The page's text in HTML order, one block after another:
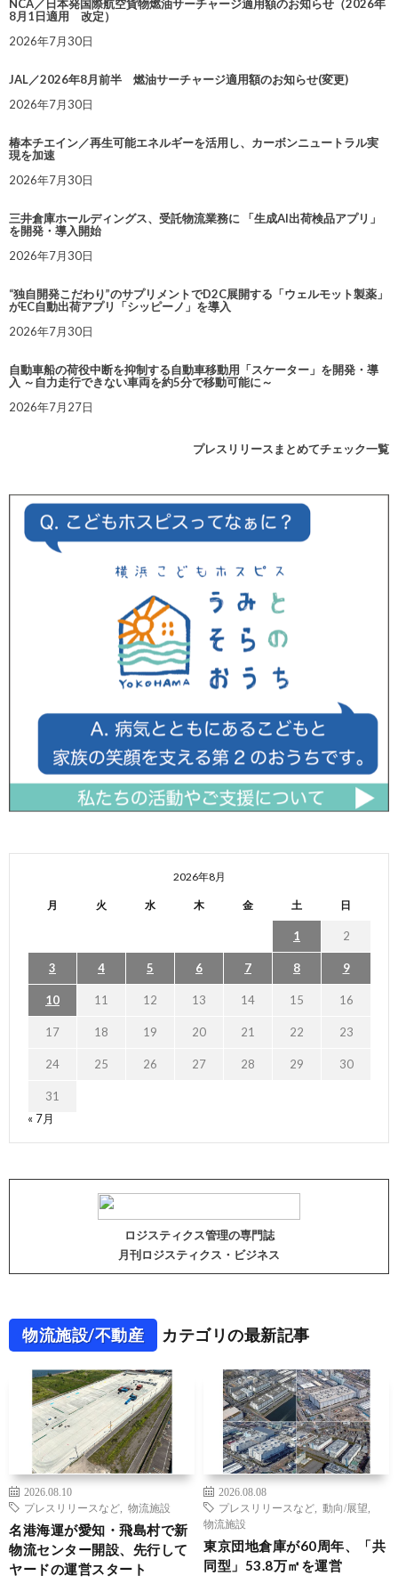
NCA／日本発国際航空貨物燃油サーチャージ適用額のお知らせ（2026年
8月1日適用 改定）
2026年7月30日
JAL／2026年8月前半 燃油サーチャージ適用額のお知らせ(変更)
2026年7月30日
椿本チエイン／再生可能エネルギーを活用し、カーボンニュートラル実
現を加速
2026年7月30日
三井倉庫ホールディングス、受託物流業務に 「生成AI出荷検品アプリ」
を開発・導入開始
2026年7月30日
“独自開発こだわり”のサプリメントでD2C展開する「ウェルモット製薬」
がEC自動出荷アプリ「シッピーノ」を導入
2026年7月30日
自動車船の荷役中断を抑制する自動車移動用「スケーター」を開発・導
入 ～自力走行できない車両を約5分で移動可能に～
2026年7月27日
プレスリリースまとめてチェック一覧
2026年8月
月 火 水 木 金 土 日
1 2
3 4 5 6 7 8 9
10 11 12 13 14 15 16
17 18 19 20 21 22 23
24 25 26 27 28 29 30
31
« 7月
ロジスティクス管理の専門誌
月刊ロジスティクス・ビジネス
物流施設/不動産 カテゴリの最新記事
2026.08.10
プレスリリースなど
物流施設
名港海運が愛知・飛島村で新
物流センター開設、先行して
ヤードの運営スタート
2026.08.08
プレスリリースなど
動向/展望
物流施設
東京団地倉庫が60周年、「共
同型」53.8万㎡を運営